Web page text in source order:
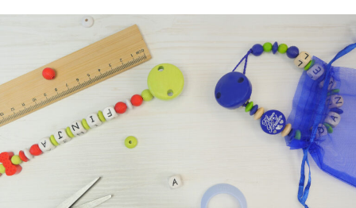
kaufen
oder
selber
machen?
Das
sind
vs.